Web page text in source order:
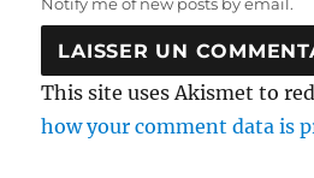
This site uses Akismet to
how your comment data is